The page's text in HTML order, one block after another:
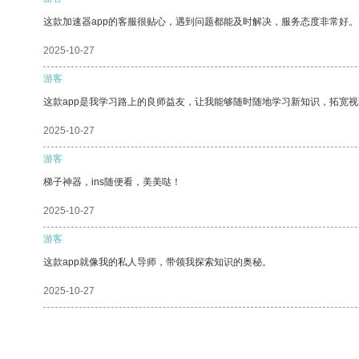
这款加速器app的客服很贴心，遇到问题都能及时解决，服务态度非常好。
2025-10-27
游客
这款app是我学习路上的良师益友，让我能够随时随地学习新知识，拓宽
2025-10-27
游客
梯子神器，ins随便看，美美哒！
2025-10-27
游客
这款app就像我的私人导师，带领我探索知识的奥秘。
2025-10-27